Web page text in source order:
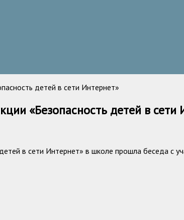
детей в сети Интернет»
«Безопасность детей в сети
в сети Интернет» в школе прошла беседа